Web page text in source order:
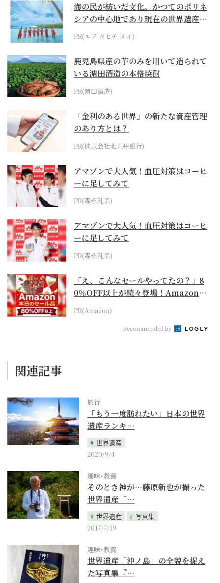
海の民が紡いだ文化。かつてのポリネ
シアの中心地であり現在の世界遺産か
らみえてくる...
PR(エア タヒチ ヌイ)
鹿児島県産の芋のみを用いて造られて
いる濵田酒造の本格焼酎
PR(濵田酒造)
「金利のある世界」の新たな資産管理
のあり方とは？
PR(株式会社北九州銀行)
アマゾンで大人気！血圧対策はコーヒ
ーに足してみて
PR(森永乳業)
アマゾンで大人気！血圧対策はコーヒ
ーに足してみて
PR(森永乳業)
「え、こんなセールやってたの？」8
0％OFF以上が続々登場！Amazonの
本気が...
PR(Amazon)
Recommended by
関連記事
旅行
「もう一度訪れたい」日本の世界
遺産ランキ…
世界遺産
2020/9/4
趣味･教養
そのとき神が…藤原新也が撮った
世界遺産「…
世界遺産
写真集
2017/7/19
趣味･教養
世界遺産「沖ノ島」の全貌を捉え
た写真集『…